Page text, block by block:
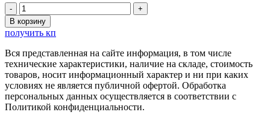
Количество
товара
Конструктор
Morphun
Junior
«ПРОектирование.
Радуга»,
300
деталей
В корзину
получить кп
Вся представленная на сайте информация, в том числе
технические характеристики, наличие на складе, стоимость
товаров, носит информационный характер и ни при каких
условиях не является публичной офертой. Обработка
персональных данных осуществляется в соответствии с
Политикой конфиденциальности.